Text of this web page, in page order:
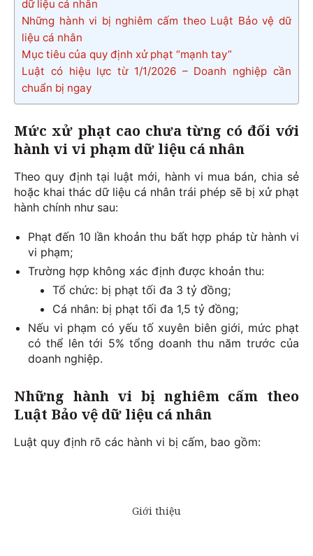
dữ liệu cá nhân
Những hành vi bị nghiêm cấm theo Luật Bảo vệ dữ
liệu cá nhân
Mục tiêu của quy định xử phạt “mạnh tay”
Luật có hiệu lực từ 1/1/2026 – Doanh nghiệp cần
chuẩn bị ngay
Mức xử phạt cao chưa từng có đối với
hành vi vi phạm dữ liệu cá nhân
Theo quy định tại luật mới, hành vi mua bán, chia sẻ
hoặc khai thác dữ liệu cá nhân trái phép sẽ bị xử phạt
hành chính như sau:
Phạt đến 10 lần khoản thu bất hợp pháp từ hành vi
vi phạm;
Trường hợp không xác định được khoản thu:
Tổ chức: bị phạt tối đa 3 tỷ đồng;
Cá nhân: bị phạt tối đa 1,5 tỷ đồng;
Nếu vi phạm có yếu tố xuyên biên giới, mức phạt
có thể lên tới 5% tổng doanh thu năm trước của
doanh nghiệp.
Những hành vi bị nghiêm cấm theo
Luật Bảo vệ dữ liệu cá nhân
Luật quy định rõ các hành vi bị cấm, bao gồm: